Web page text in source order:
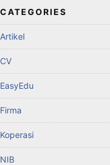
CATEGORIES
Artikel
CV
EasyEdu
Firma
Koperasi
NIB